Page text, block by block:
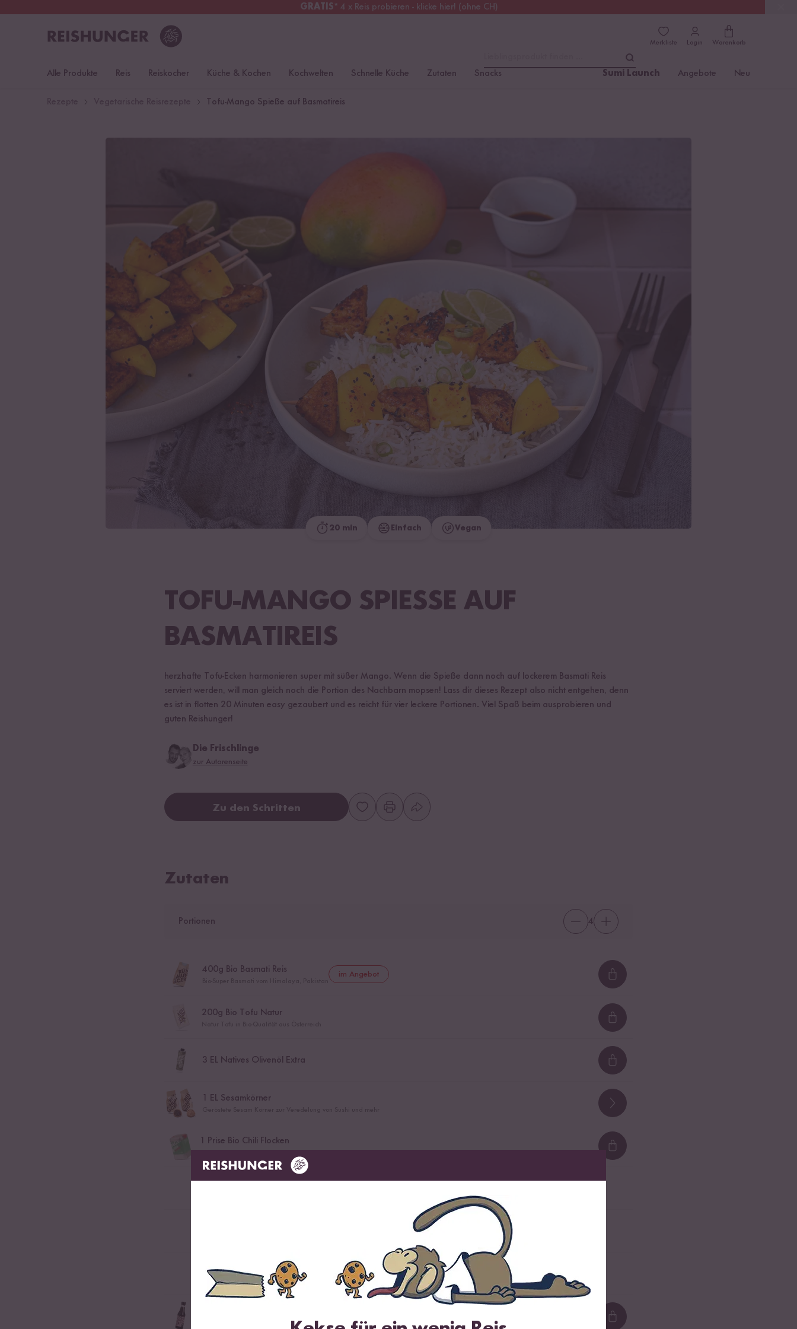
GRATIS* 4 x Reis probieren - klicke hier! (ohne CH)
Kostenloser Versand
Merkliste Login Warenkorb
Alle Produkte Reis Reiskocher Küche & Kochen Kochwelten Schnelle Küche Zutaten Snacks Sumi Launch Angebote Neu
Tofu-Mango Spieße auf Basmatireis
20 min Einfach Vegan
TOFU-MANGO SPIESSE AUF B
ASMATIREIS
herzhafte Tofu-Ecken harmonieren super mit süßer Mango. Wenn die Spieße dann noch auf lockerem Basmati Reis
serviert werden, will man gleich noch die Portion des Nachbarn mopsen! Lass dir dieses Rezept also nicht entgehen, denn
es ist in flotten 20 Minuten easy gezaubert und es reicht für vier leckere Portionen. Viel Spaß beim ausprobieren und
guten Reishunger!
Die Frischlinge
zur Autorenseite
Zu den Schritten
Zutaten
Portionen 4
400g Bio Basmati Reis im Angebot
Loading...
200g Bio Tofu Natur
Loading...
3 EL Natives Olivenöl Extra
Loading...
1 EL Sesamkörner
1 Prise Bio Chili Flocken
Loading...
1Frühlingszwiebel
Sojasauce für das Würzen von Sushi Loading...